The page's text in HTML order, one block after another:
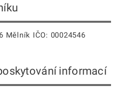
Mělník IČO: 00024546
informací